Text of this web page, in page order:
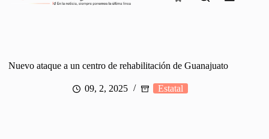
Nuevo ataque a un centro de rehabilitación de Guanajuato
09, 2, 2025 Estatal